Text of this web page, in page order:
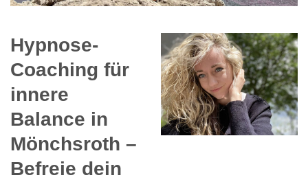
Hypnose-
Coaching für
innere
Balance in
Mönchsroth –
Befreie dein